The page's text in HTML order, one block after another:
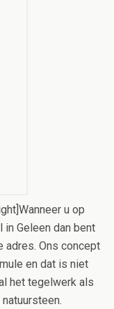
u op
Geleen dan bent
adres. Ons concept
en dat is niet
het tegelwerk als